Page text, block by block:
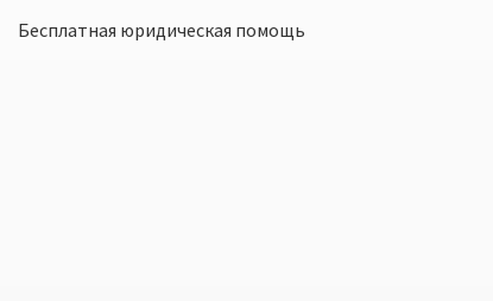
Бесплатная юридическая помощь